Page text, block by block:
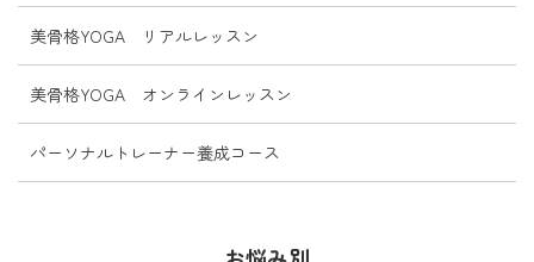
美骨格YOGA リアルレッスン
美骨格YOGA オンラインレッスン
パーソナルトレーナー養成コース